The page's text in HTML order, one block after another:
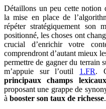
Détaillons un peu cette notion
la mise en place de
répéter stratégiquement son
positionné, les choses ont
crucial d’enrichir votre
comprendront d’autant mieux
permettre de gagner du terrain
m’appuie sur l’outil 1.FR.
principaux champs
proposant une grappe de
à booster son taux de richesse.